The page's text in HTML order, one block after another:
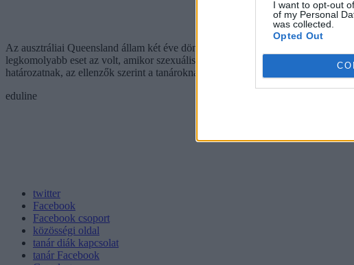
I want to opt-out
of my Personal
was collected.
Opted Out
Az ausztráliai Queensland állam két éve döntött ugyanígy, az azt megelőző
legkomolyabb eset az volt, amikor szexuális tartalmú üzeneteket küldözgettek
határozatnak, az ellenzők szerint a tanároknak is joga van a magánélethez, amit
eduline
twitter
Facebook
Facebook csoport
közösségi oldal
tanár diák kapcsolat
tanár Facebook